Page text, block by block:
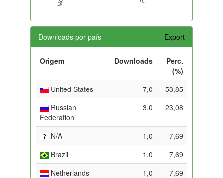
Downloads por país Export
Origem Downloads
Perc.
(%)
United States
7,0
53,85
Russian
Federation
3,0 23,08
N/A 1,0
7,69
Brazil
1,0
7,69
Netherlands
1,0
7,69